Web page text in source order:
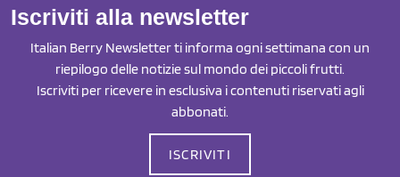
Iscriviti alla newsletter
Italian Berry Newsletter ti informa ogni settimana con un
riepilogo delle notizie sul mondo dei piccoli frutti.
Iscriviti per ricevere in esclusiva i contenuti riservati agli
abbonati.
ISCRIVITI